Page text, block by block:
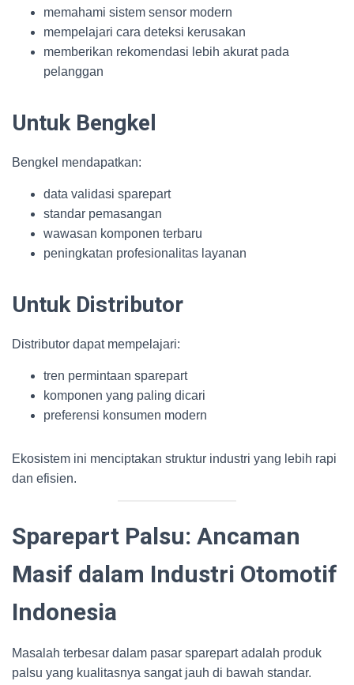
memahami sistem sensor modern
mempelajari cara deteksi kerusakan
memberikan rekomendasi lebih akurat pada
pelanggan
Untuk Bengkel
Bengkel mendapatkan:
data validasi sparepart
standar pemasangan
wawasan komponen terbaru
peningkatan profesionalitas layanan
Untuk Distributor
Distributor dapat mempelajari:
tren permintaan sparepart
komponen yang paling dicari
preferensi konsumen modern
Ekosistem ini menciptakan struktur industri yang lebih rapi
dan efisien.
Sparepart Palsu: Ancaman
Masif dalam Industri Otomotif
Indonesia
Masalah terbesar dalam pasar sparepart adalah produk
palsu yang kualitasnya sangat jauh di bawah standar.